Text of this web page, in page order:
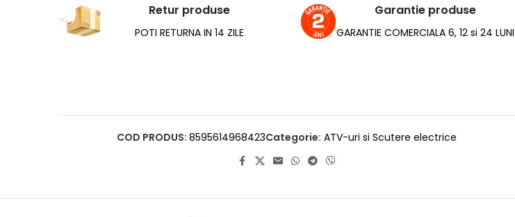
Retur produse
POTI RETURNA IN 14 ZILE
Garantie produse
GARANTIE COMERCIALA 6, 12 si 24 LUNI
COD PRODUS: 8595614968423Categorie: ATV-uri si Scutere electrice